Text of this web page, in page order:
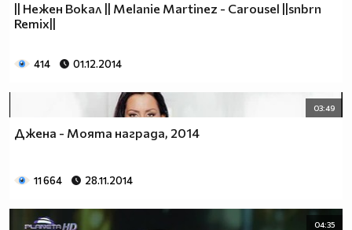
|| Нежен Вокал || Melanie Martinez - Carousel ||snbrn
Remix||
414 01.12.2014
03:49
Джена - Моята награда, 2014
11 664 28.11.2014
04:35